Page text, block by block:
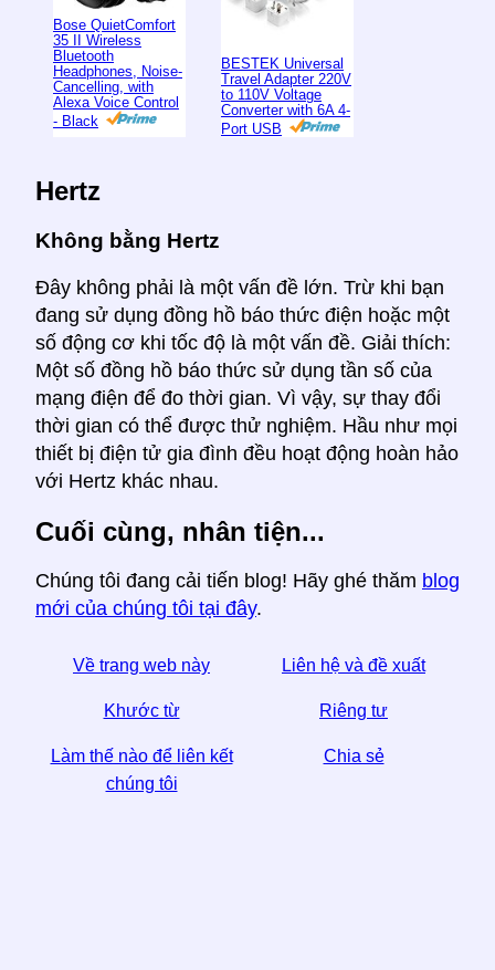
Bose QuietComfort
35 II Wireless
Bluetooth
Headphones, Noise-
Cancelling, with
Alexa Voice Control
- Black
BESTEK Universal
Travel Adapter 220V
to 110V Voltage
Converter with 6A 4-
Port USB
Hertz
Không bằng Hertz
Đây không phải là một vấn đề lớn. Trừ khi bạn
đang sử dụng đồng hồ báo thức điện hoặc một
số động cơ khi tốc độ là một vấn đề. Giải thích:
Một số đồng hồ báo thức sử dụng tần số của
mạng điện để đo thời gian. Vì vậy, sự thay đổi
thời gian có thể được thử nghiệm. Hầu như mọi
thiết bị điện tử gia đình đều hoạt động hoàn hảo
với Hertz khác nhau.
Cuối cùng, nhân tiện...
Chúng tôi đang cải tiến blog! Hãy ghé thăm blog
mới của chúng tôi tại đây.
Về trang web này Liên hệ và đề xuất
Khước từ Riêng tư
Làm thế nào để liên kết
chúng tôi
Chia sẻ